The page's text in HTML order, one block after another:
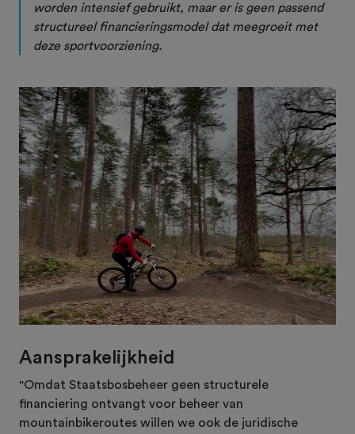
worden intensief gebruikt, maar er is geen passend
structureel financieringsmodel dat meegroeit met
deze sportvoorziening.
Aansprakelijkheid
"Omdat Staatsbosbeheer geen structurele
financiering ontvangt voor beheer van
mountainbikeroutes willen we ook de juridische